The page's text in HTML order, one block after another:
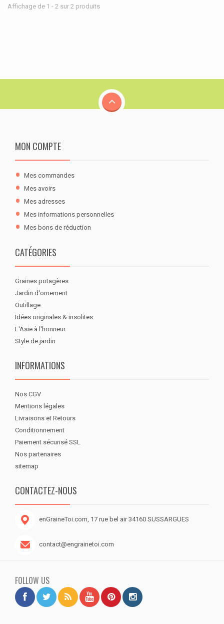
Affichage de 1 - 2 sur 2 produits
MON COMPTE
Mes commandes
Mes avoirs
Mes adresses
Mes informations personnelles
Mes bons de réduction
CATÉGORIES
Graines potagères
Jardin d'ornement
Outillage
Idées originales & insolites
L'Asie à l'honneur
Style de jardin
INFORMATIONS
Nos CGV
Mentions légales
Livraisons et Retours
Conditionnement
Paiement sécurisé SSL
Nos partenaires
sitemap
CONTACTEZ-NOUS
enGraineToi.com, 17 rue bel air 34160 SUSSARGUES
contact@engrainetoi.com
FOLLOW US